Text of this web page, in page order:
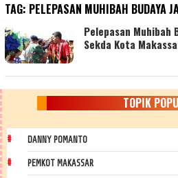
TAG: PELEPASAN MUHIBAH BUDAYA
Pelepasan Muhibah
Sekda Kota
TOPIK
DANNY POMANTO
PEMKOT MAKASSAR